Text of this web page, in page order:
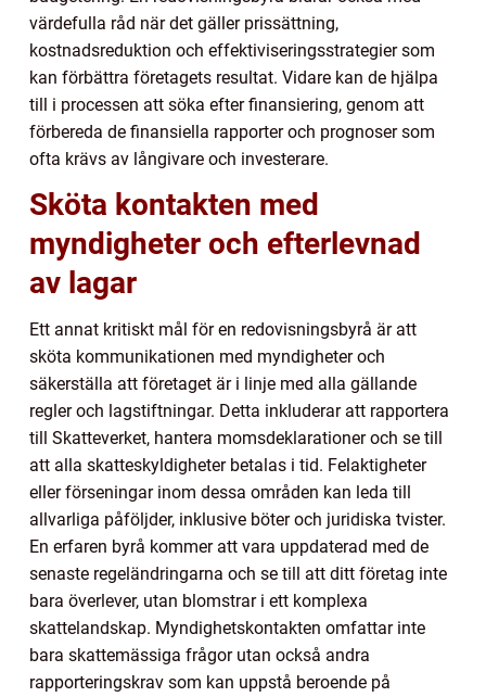
värdefulla råd när det gäller prissättning,
kostnadsreduktion och effektiviseringsstrategier som
kan förbättra företagets resultat. Vidare kan de hjälpa
till i processen att söka efter finansiering, genom att
förbereda de finansiella rapporter och prognoser som
ofta krävs av långivare och investerare.
Sköta kontakten med
myndigheter och efterlevnad
av lagar
Ett annat kritiskt mål för en redovisningsbyrå är att
sköta kommunikationen med myndigheter och
säkerställa att företaget är i linje med alla gällande
regler och lagstiftningar. Detta inkluderar att rapportera
till Skatteverket, hantera momsdeklarationer och se till
att alla skatteskyldigheter betalas i tid. Felaktigheter
eller förseningar inom dessa områden kan leda till
allvarliga påföljder, inklusive böter och juridiska tvister.
En erfaren byrå kommer att vara uppdaterad med de
senaste regeländringarna och se till att ditt företag inte
bara överlever, utan blomstrar i ett komplexa
skattelandskap. Myndighetskontakten omfattar inte
bara skattemässiga frågor utan också andra
rapporteringskrav som kan uppstå beroende på